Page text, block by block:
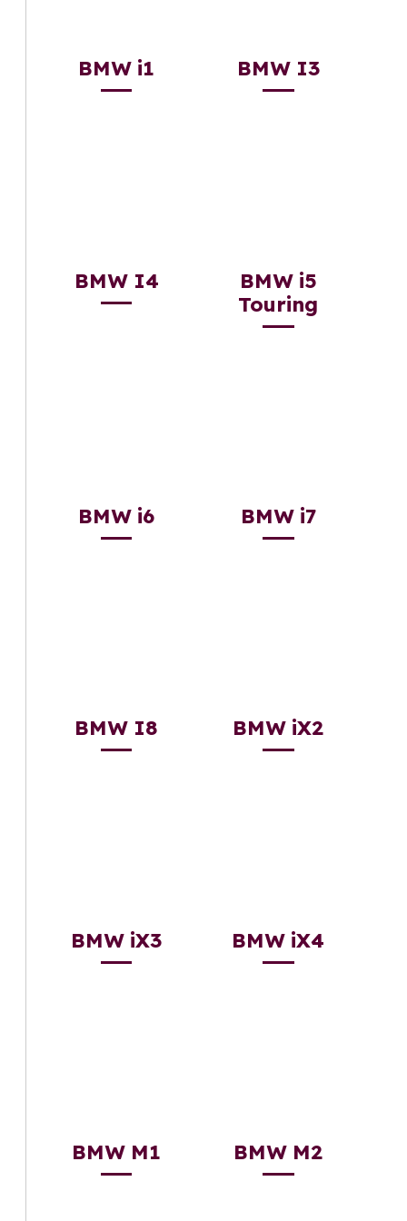
BMW i1 BMW I3
BMW I4
BMW i5
Touring
BMW i6 BMW i7
BMW I8 BMW iX2
BMW iX3 BMW iX4
BMW M1 BMW M2